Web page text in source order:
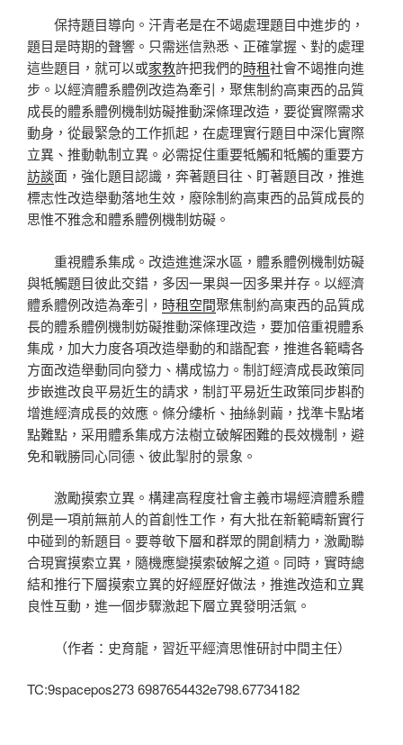
保持題目導向。汗青老是在不竭處理題目中進步的，
題目是時期的聲響。只需迷信熟悉、正確掌握、對的處理
這些題目，就可以或家教許把我們的時租社會不竭推向進
步。以經濟體系體例改造為牽引，聚焦制約高東西的品質
成長的體系體例機制妨礙推動深條理改造，要從實際需求
動身，從最緊急的工作抓起，在處理實行題目中深化實際
立異、推動軌制立異。必需捉住重要牴觸和牴觸的重要方
訪談面，強化題目認識，奔著題目往、盯著題目改，推進
標志性改造舉動落地生效，廢除制約高東西的品質成長的
思惟不雅念和體系體例機制妨礙。
重視體系集成。改造進進深水區，體系體例機制妨礙
與牴觸題目彼此交錯，多因一果與一因多果并存。以經濟
體系體例改造為牽引， 時租空間聚焦制約高東西的品質成
長的體系體例機制妨礙推動深條理改造，要加倍重視體系
集成，加大力度各項改造舉動的和諧配套，推進各範疇各
方面改造舉動同向發力、構成協力。制訂經濟成長政策同
步嵌進改良平易近生的請求，制訂平易近生政策同步斟酌
增進經濟成長的效應。條分縷析、抽絲剝繭，找準卡點堵
點難點，采用體系集成方法樹立破解困難的長效機制，避
免和戰勝同心同德、彼此掣肘的景象。
激勵摸索立異。構建高程度社會主義市場經濟體系體
例是一項前無前人的首創性工作，有大批在新範疇新實行
中碰到的新題目。要尊敬下層和群眾的開創精力，激勵聯
合現實摸索立異，隨機應變摸索破解之道。同時，實時總
結和推行下層摸索立異的好經歷好做法，推進改造和立異
良性互動，進一個步驟激起下層立異發明活氣。
（作者：史育龍，習近平經濟思惟研討中間主任）
TC:9spacepos273 6987654432e798.67734182